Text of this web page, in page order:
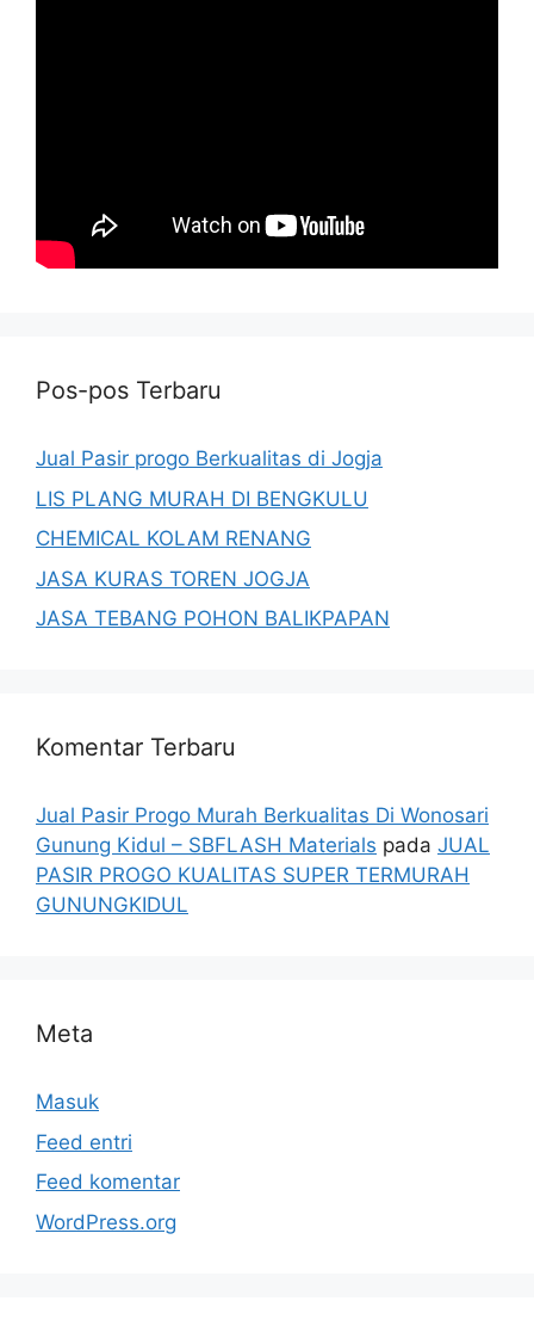
Pos-pos Terbaru
Jual Pasir progo Berkualitas di Jogja
LIS PLANG MURAH DI BENGKULU
CHEMICAL KOLAM RENANG
JASA KURAS TOREN JOGJA
JASA TEBANG POHON BALIKPAPAN
Komentar Terbaru
Jual Pasir Progo Murah Berkualitas Di Wonosari
Gunung Kidul – SBFLASH Materials pada JUAL
PASIR PROGO KUALITAS SUPER TERMURAH
GUNUNGKIDUL
Meta
Masuk
Feed entri
Feed komentar
WordPress.org